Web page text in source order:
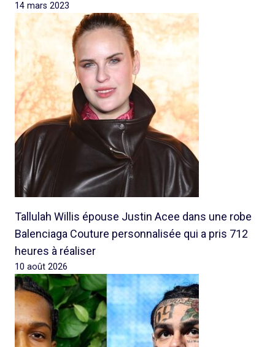
14 mars 2023
Tallulah Willis épouse Justin Acee dans une robe
Balenciaga Couture personnalisée qui a pris 712
heures à réaliser
10 août 2026